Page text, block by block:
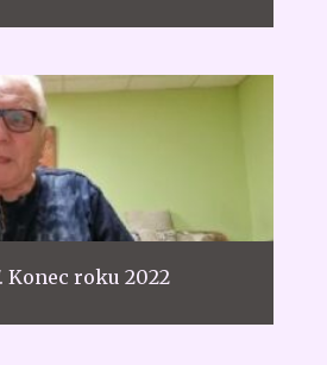
Konec roku 2022